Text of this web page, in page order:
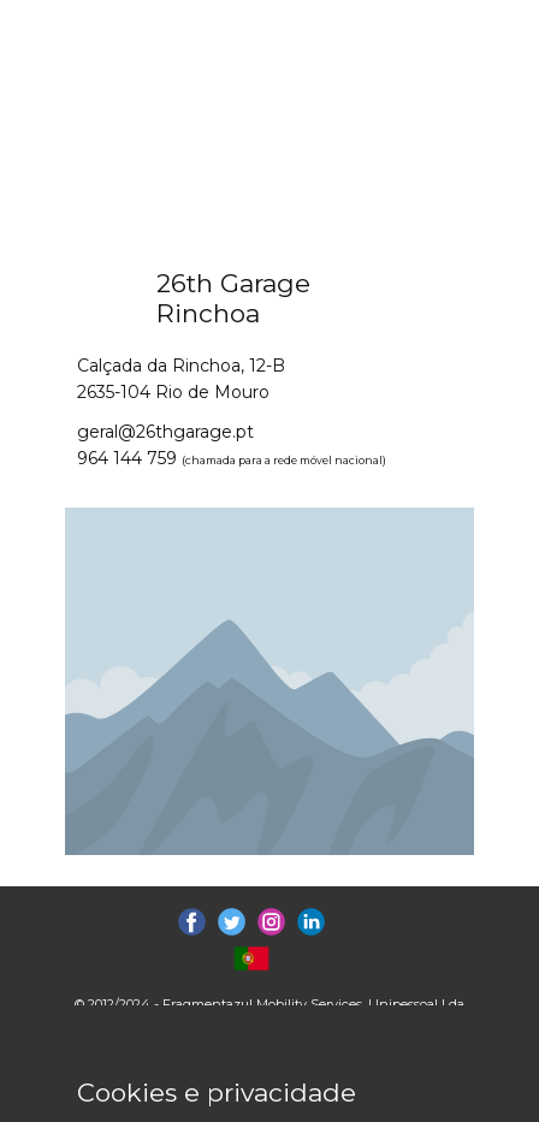
26th Garage
Rinchoa
Calçada da Rinchoa, 12-B
2635-104 Rio de Mouro
geral@26thgarage.pt
964 144 759 (chamada para a rede móvel nacional)
© 2012/2024 - Fragmentazul Mobility Services, Unipessoal Lda
Cookies e privacidade